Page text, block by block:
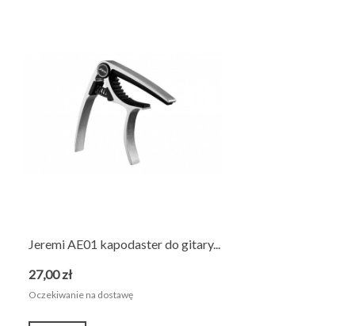
Jeremi AE01 kapodaster do gitary...
27,00 zł
Oczekiwanie na dostawę